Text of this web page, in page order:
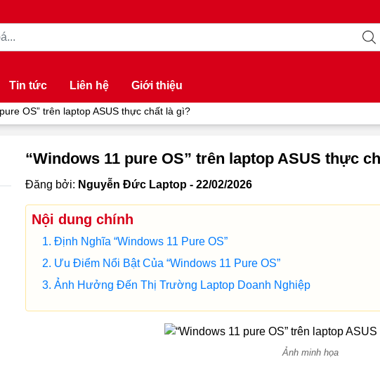
Tin tức Liên hệ Giới thiệu
OS” trên laptop ASUS thực chất là gì?
“Windows 11 pure OS” trên laptop ASUS thực
Đăng bởi: Nguyễn Đức Laptop - 22/02/2026
Nội dung chính
Định Nghĩa “Windows 11 Pure OS”
Ưu Điểm Nổi Bật Của “Windows 11 Pure OS”
Ảnh Hưởng Đến Thị Trường Laptop Doanh Nghiệp
Ảnh minh họa